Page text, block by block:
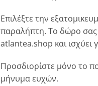
Επιλέξτε την
παραλήπτη. Το δώρο σας
atlantea.shop και ισχύει
Προσδιορίστε μόνο το
μήνυμα ευχών.